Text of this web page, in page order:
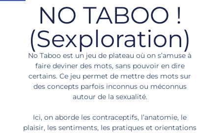
NO TABOO !
(Sexploration)
No Taboo est un jeu de plateau où on s’amuse à
faire deviner des mots, sans pouvoir en dire
certains. Ce jeu permet de mettre des mots sur
des concepts parfois inconnus ou méconnus
autour de la sexualité.
Ici, on aborde les contraceptifs, l’anatomie, le
plaisir, les sentiments, les pratiques et orientations